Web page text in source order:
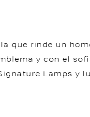
que rinde un
y con el
Lamps y